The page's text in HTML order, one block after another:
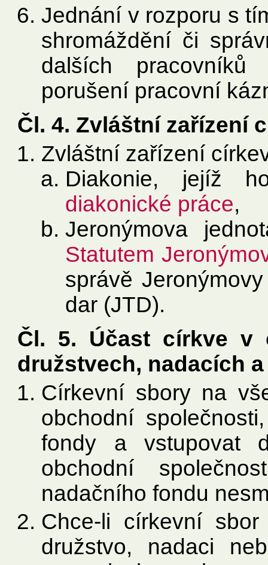
Jednání v rozporu s
shromáždění či
dalších
porušení pracovní
Čl. 4. Zvláštní zařízení
Zvláštní zařízení
Diakonie, jejíž
diakonické práce,
Jeronýmova
Statutem
správě
dar (JTD).
Čl. 5. Účast církve v
družstvech, nadacích
Církevní sbory na
obchodní
fondy a vstupovat
obchodní
nadačního fondu
Chce-li církevní
družstvo, nadaci